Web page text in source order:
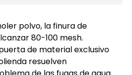
polvo, la finura de
80-100 mesh.
de material exclusivo
resuelven